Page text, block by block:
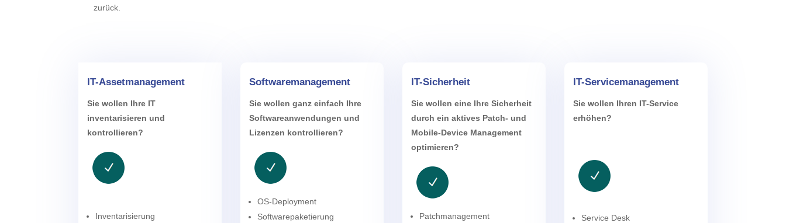
zurück.
IT-Assetmanagement
Sie wollen Ihre IT
inventarisieren und
kontrollieren?
Inventarisierung
Softwaremanagement
Sie wollen ganz einfach Ihre
Softwareanwendungen und
Lizenzen kontrollieren?
OS-Deployment
Softwarepaketierung
IT-Sicherheit
Sie wollen eine Ihre Sicherheit
durch ein aktives Patch- und
Mobile-Device Management
optimieren?
Patchmanagement
IT-Servicemanagement
Sie wollen Ihren IT-Service
erhöhen?
Service Desk